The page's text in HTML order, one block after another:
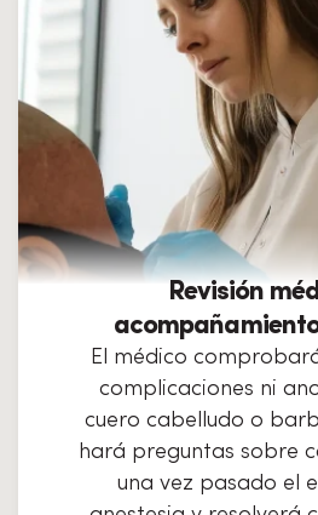
Revisión
El médico
complicaciones ni
cuero cabelludo o
hará preguntas sobre
una vez pasado el